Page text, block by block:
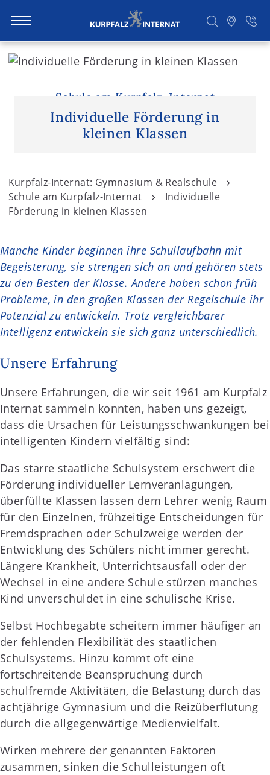
S
t
SuchenSchule am Kurpfalz-Internat
Individuelle Förderung in
kleinen Klassen
Kurpfalz-Internat: Gymnasium & Realschule
Schule am Kurpfalz-Internat
Individuelle
Förderung in kleinen Klassen
Manche Kinder beginnen ihre Schullaufbahn mit
Begeisterung, sie strengen sich an und gehören stets
zu den Besten der Klasse. Andere haben schon früh
Probleme, in den großen Klassen der Regelschule ihr
Potenzial zu entwickeln. Trotz vergleichbarer
Intelligenz entwickeln sie sich ganz unterschiedlich.
Unsere Erfahrung
Unsere Erfahrungen, die wir seit 1961 am Kurpfalz
Internat sammeln konnten, haben uns gezeigt,
dass die Ursachen für Leistungsschwankungen bei
intelligenten Kindern vielfältig sind:
Das starre staatliche Schulsystem erschwert die
Förderung individueller Lernveranlagungen,
überfüllte Klassen lassen dem Lehrer wenig Raum
für den Einzelnen, frühzeitige Entscheidungen für
Fremdsprachen oder Schulzweige werden der
Entwicklung des Schülers nicht immer gerecht.
Längere Krankheit, Unterrichtsausfall oder der
Wechsel in eine andere Schule stürzen manches
Kind unverschuldet in eine schulische Krise.
Selbst Hochbegabte scheitern immer häufiger an
der fehlenden Flexibilität des staatlichen
Schulsystems. Hinzu kommt oft eine
fortschreitende Beanspruchung durch
schulfremde Aktivitäten, die Belastung durch das
achtjährige Gymnasium und die Reizüberflutung
durch die allgegenwärtige Medienvielfalt.
Wirken mehrere der genannten Faktoren
zusammen, sinken die Schulleistungen oft